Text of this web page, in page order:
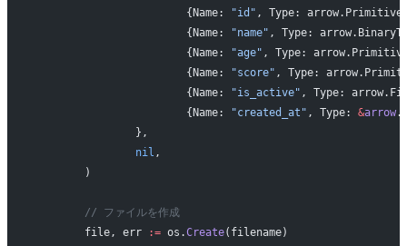
			{Name:
"id" , Type:
			{Name:
"name" , Type:
			{Name:
"age" , Type:
			{Name:
"score" , Type:
			{Name:
"is_active" , Type:
			{Name:
"created_at" , Type: &arrow.
		},
		nil
,
	)
	// ファイルを作成
	file, err
:= os.Create(filename)